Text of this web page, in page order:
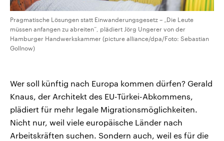
Pragmatische Lösungen statt Einwanderungsgesetz – „Die Leute
müssen anfangen zu abreiten“, plädiert Jörg Ungerer von der
Hamburger Handwerkskammer (picture alliance/dpa/Foto: Sebastian
Gollnow)
Wer soll künftig nach Europa kommen dürfen? Gerald
Knaus, der Architekt des EU-Türkei-Abkommens,
plädiert für mehr legale Migrationsmöglichkeiten.
Nicht nur, weil viele europäische Länder nach
Arbeitskräften suchen. Sondern auch, weil es für die